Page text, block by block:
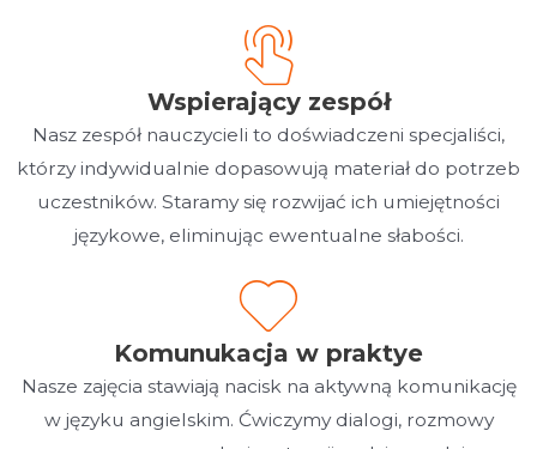
Wspierający zespół
Nasz zespół nauczycieli to doświadczeni specjaliści,
którzy indywidualnie dopasowują materiał do potrzeb
uczestników. Staramy się rozwijać ich umiejętności
językowe, eliminując ewentualne słabości.
Komunukacja w praktye
Nasze zajęcia stawiają nacisk na aktywną komunikację
w języku angielskim. Ćwiczymy dialogi, rozmowy